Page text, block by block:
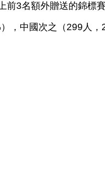
3名額外贈送的錦標
，中國次之（299人